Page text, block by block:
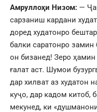
Амруллоҳи Низом: —
сарзаниш кардани
доред худатонро
балки саратонро
он бизанед! Зеро
ғалат аст. Шумои
дар хилват аз худатон
куҷо, дар кадом китоб,
мекунед, ки